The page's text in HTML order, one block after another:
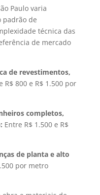
Paulo varia
padrão de
técnica das
de mercado
de revestimentos,
R$ 800 e R$ 1.500 por
completos,
Entre R$ 1.500 e R$
de planta e alto
por metro